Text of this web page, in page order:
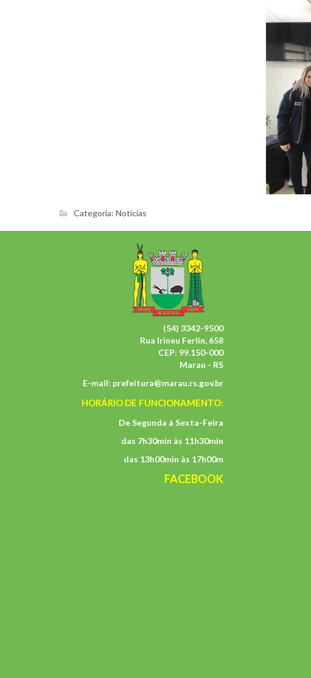
Categoria: Notícias
(54) 3342-9500
Rua Irineu Ferlin, 658
CEP: 99.150-000
Marau - RS
E-mail: prefeitura@marau.rs.gov.br
HORÁRIO DE FUNCIONAMENTO:
De Segunda à Sexta-Feira
das 7h30min às 11h30min
das 13h00min às 17h00m
FACEBOOK